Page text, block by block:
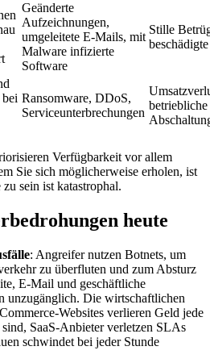
Geänderte
Aufzeichnungen,
umgeleitete E-Mails, mit
Malware infizierte
Software
Stille
Ransomware, DDoS,
Serviceunterbrechungen
betriebliche
Verfügbarkeit vor allem
Sie sich möglicherweise erholen, ist
sein ist katastrophal.
heute
: Angreifer nutzen Botnets, um
zu überfluten und zum Absturz
E-Mail und geschäftliche
unzugänglich. Die wirtschaftlichen
Websites verlieren Geld jede
SaaS-Anbieter verletzen SLAs
schwindet bei jeder Stunde